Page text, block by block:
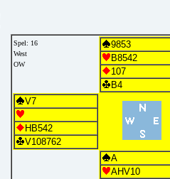
Spel: 16
West
OW
9853
B8542
107
B4
V7
HB542
V108762
A
AHV10